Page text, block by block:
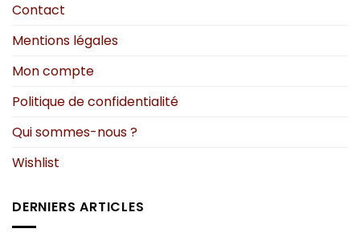
Contact
Mentions légales
Mon compte
Politique de confidentialité
Qui sommes-nous ?
Wishlist
DERNIERS ARTICLES